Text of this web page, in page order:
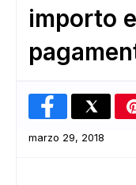
importo
marzo 29, 2018